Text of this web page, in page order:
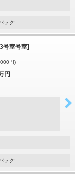
ック!
号室号室]
円)
円
ック!